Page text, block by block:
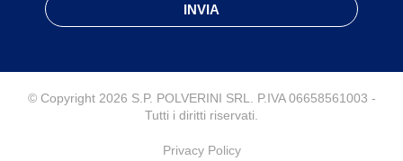
INVIA
© Copyright 2026 S.P. POLVERINI SRL. P.IVA 06658561003 -
Tutti i diritti riservati.
Privacy Policy